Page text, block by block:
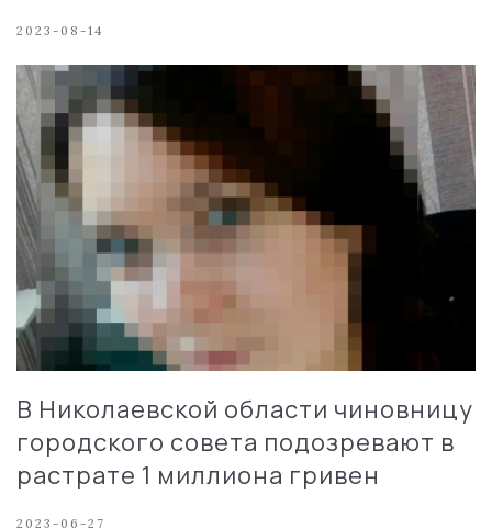
2023-08-14
В Николаевской области чиновницу
городского совета подозревают в
растрате 1 миллиона гривен
2023-06-27